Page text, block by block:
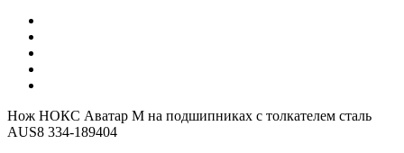
Нож НОКС Аватар М на подшипниках с толкателем сталь
AUS8 334-189404